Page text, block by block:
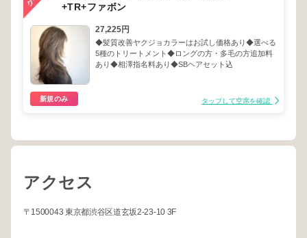
+TR+ファボン
27,225円
◆髪質改善ヤクジョカラーはお試し価格あり◆選べる
5種のトリートメント◆ロングの方・多毛の方追加料
あり◆相澤指名料あり◆SBヘアセット込
新規のみ タップして空席を確認
アクセス
〒1500043 東京都渋谷区道玄坂2-23-10 3F